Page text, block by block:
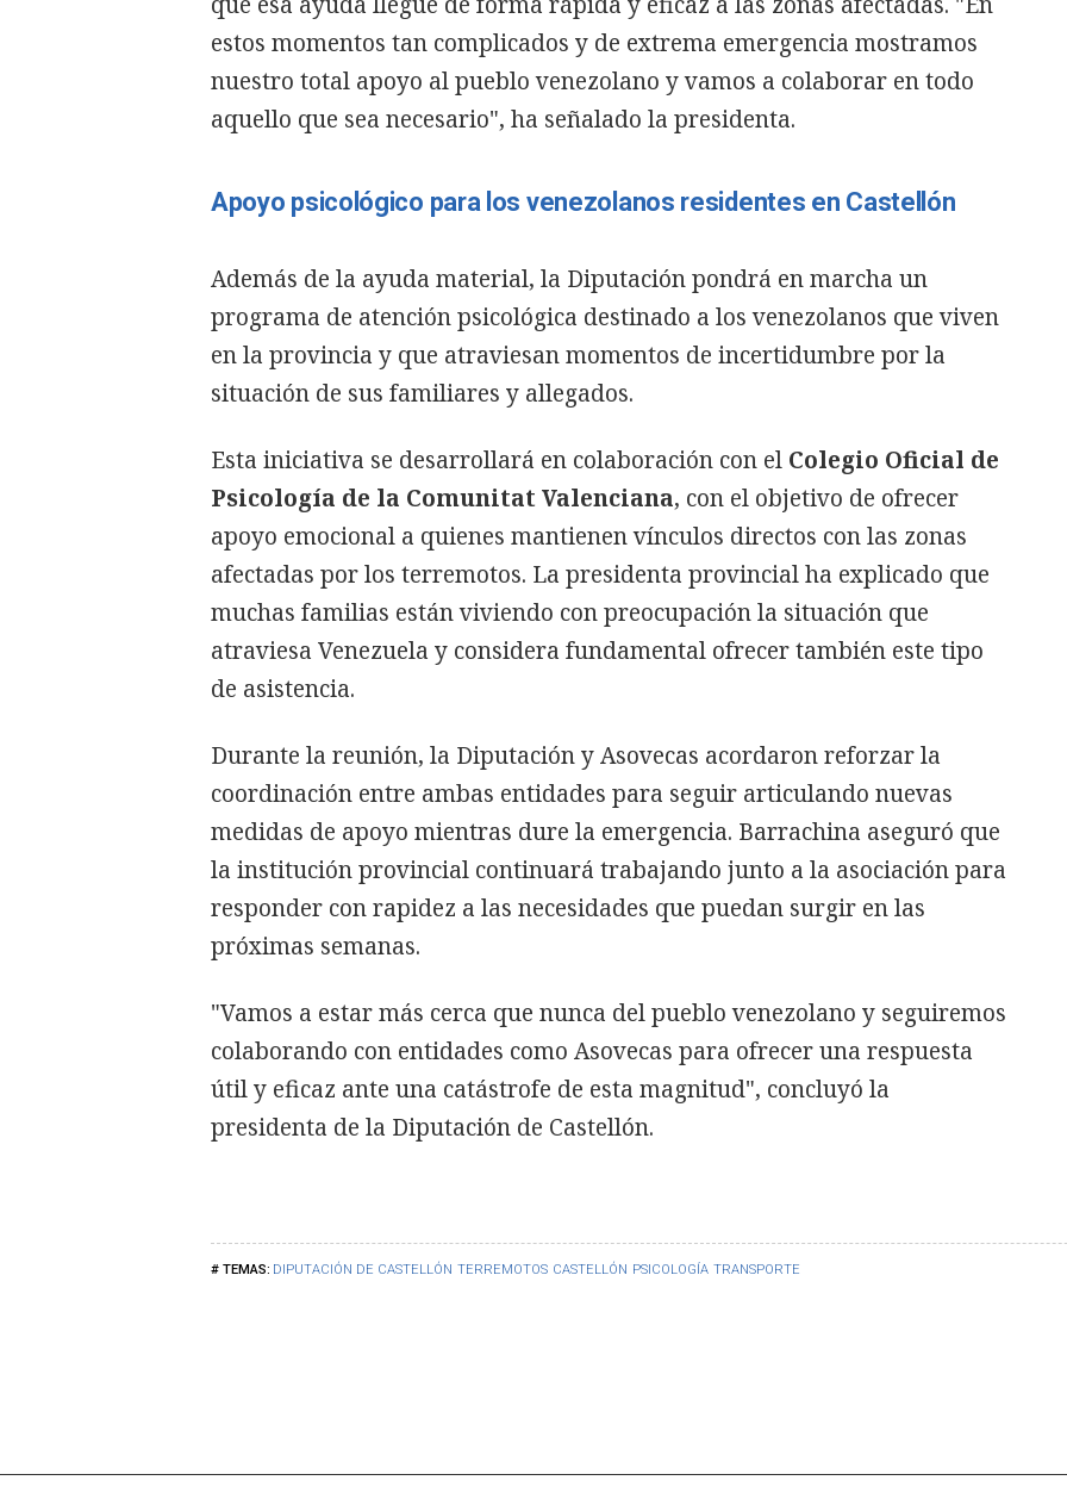
DIPUTACIÓN DE CASTELLÓN TERREMOTOS CASTELLÓN PSICOLOGÍA TRANSPORTE
estos momentos tan complicados y de extrema emergencia mostramos
nuestro total apoyo al pueblo venezolano y vamos a colaborar en todo
aquello que sea necesario", ha señalado la presidenta.
Apoyo psicológico para los venezolanos residentes en Castellón
Además de la ayuda material, la Diputación pondrá en marcha un
programa de atención psicológica destinado a los venezolanos que viven
en la provincia y que atraviesan momentos de incertidumbre por la
situación de sus familiares y allegados.
Esta iniciativa se desarrollará en colaboración con el Colegio Oficial de
Psicología de la Comunitat Valenciana, con el objetivo de ofrecer
apoyo emocional a quienes mantienen vínculos directos con las zonas
afectadas por los terremotos. La presidenta provincial ha explicado que
muchas familias están viviendo con preocupación la situación que
atraviesa Venezuela y considera fundamental ofrecer también este tipo
de asistencia.
Durante la reunión, la Diputación y Asovecas acordaron reforzar la
coordinación entre ambas entidades para seguir articulando nuevas
medidas de apoyo mientras dure la emergencia. Barrachina aseguró que
la institución provincial continuará trabajando junto a la asociación para
responder con rapidez a las necesidades que puedan surgir en las
próximas semanas.
"Vamos a estar más cerca que nunca del pueblo venezolano y seguiremos
colaborando con entidades como Asovecas para ofrecer una respuesta
útil y eficaz ante una catástrofe de esta magnitud", concluyó la
presidenta de la Diputación de Castellón.